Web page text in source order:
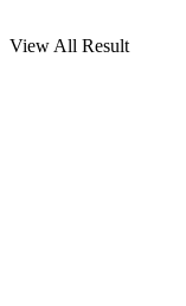
View All Result